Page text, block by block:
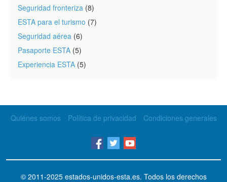
Seguridad fronteriza (8)
ESTA para el turismo (7)
Seguridad aérea (6)
Pasaporte ESTA (5)
Experiencia ESTA (5)
Quiénes somos Política de privacidad Condiciones generales
© 2011-2025 estados-unidos-esta.es. Todos los derechos